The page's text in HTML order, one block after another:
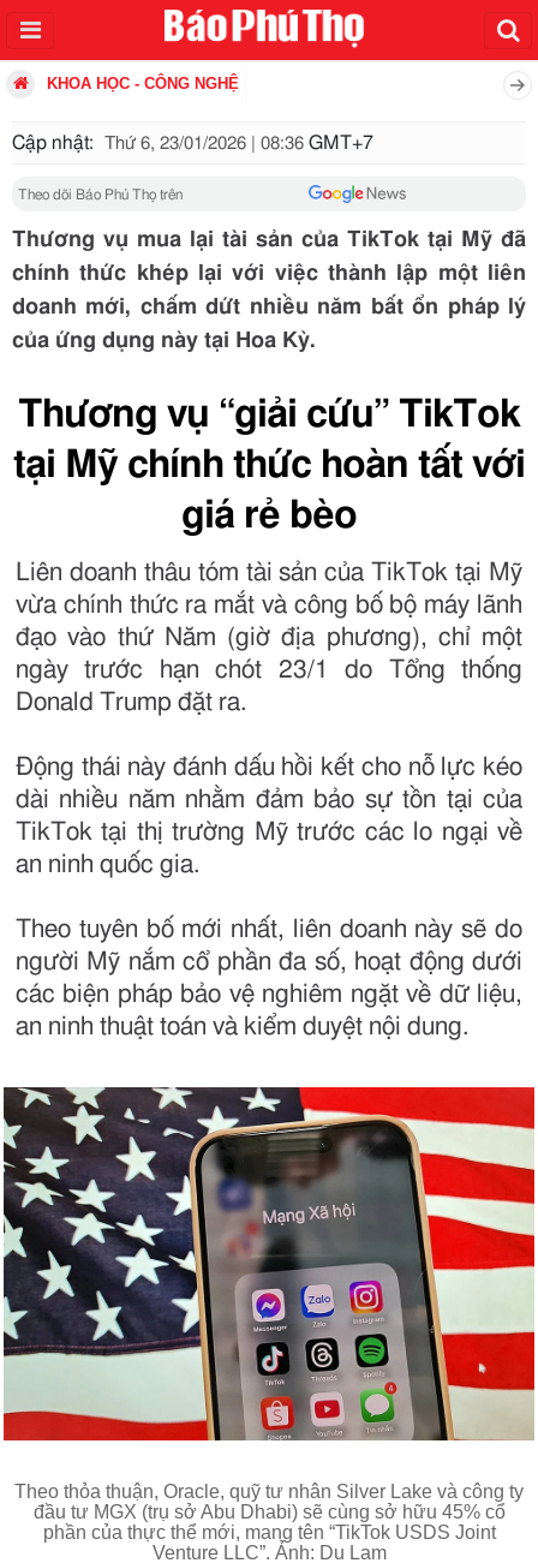
KHOA HỌC - CÔNG NGHỆ
Cập nhật: Thứ 6, 23/01/2026 | 08:36 GMT+7
Theo dõi Báo Phú Thọ trên
Thương vụ mua lại tài sản của TikTok tại Mỹ đã
chính thức khép lại với việc thành lập một liên
doanh mới, chấm dứt nhiều năm bất ổn pháp lý
của ứng dụng này tại Hoa Kỳ.
Thương vụ “giải cứu” TikTok
tại Mỹ chính thức hoàn tất với
giá rẻ bèo
Liên doanh thâu tóm tài sản của TikTok tại Mỹ
vừa chính thức ra mắt và công bố bộ máy lãnh
đạo vào thứ Năm (giờ địa phương), chỉ một
ngày trước hạn chót 23/1 do Tổng thống
Donald Trump đặt ra.
Động thái này đánh dấu hồi kết cho nỗ lực kéo
dài nhiều năm nhằm đảm bảo sự tồn tại của
TikTok tại thị trường Mỹ trước các lo ngại về
an ninh quốc gia.
Theo tuyên bố mới nhất, liên doanh này sẽ do
người Mỹ nắm cổ phần đa số, hoạt động dưới
các biện pháp bảo vệ nghiêm ngặt về dữ liệu,
an ninh thuật toán và kiểm duyệt nội dung.
Theo thỏa thuận, Oracle, quỹ tư nhân Silver Lake và công ty
đầu tư MGX (trụ sở Abu Dhabi) sẽ cùng sở hữu 45% cổ
phần của thực thể mới, mang tên “TikTok USDS Joint
Venture LLC”. Ảnh: Du Lam